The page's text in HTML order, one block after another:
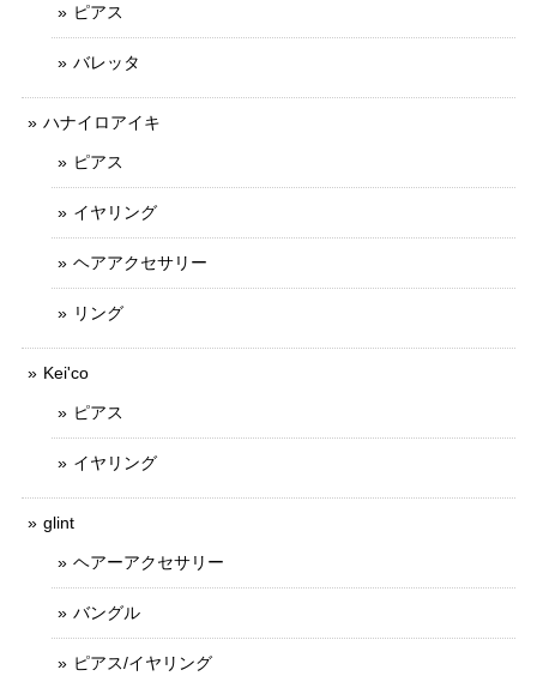
ピアス
バレッタ
ハナイロアイキ
ピアス
イヤリング
ヘアアクセサリー
リング
Kei'co
ピアス
イヤリング
glint
ヘアーアクセサリー
バングル
ピアス/イヤリング